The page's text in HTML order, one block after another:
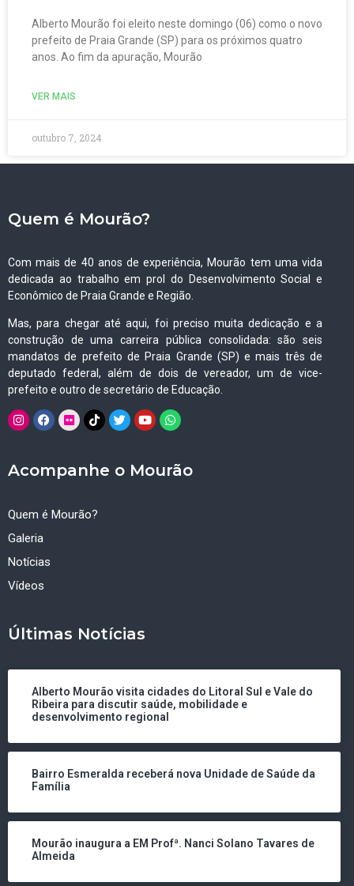
Alberto Mourão foi eleito neste domingo (06) como o novo
prefeito de Praia Grande (SP) para os próximos quatro
anos. Ao fim da apuração, Mourão
VER MAIS
outubro 7, 2024
Quem é Mourão?
Com mais de 40 anos de experiência, Mourão tem uma vida
dedicada ao trabalho em prol do Desenvolvimento Social e
Econômico de Praia Grande e Região.
Mas, para chegar até aqui, foi preciso muita dedicação e a
construção de uma carreira pública consolidada: são seis
mandatos de prefeito de Praia Grande (SP) e mais três de
deputado federal, além de dois de vereador, um de vice-
prefeito e outro de secretário de Educação.
Acompanhe o Mourão
Quem é Mourão?
Galeria
Notícias
Vídeos
Últimas Notícias
Alberto Mourão visita cidades do Litoral Sul e Vale do
Ribeira para discutir saúde, mobilidade e
desenvolvimento regional
Bairro Esmeralda receberá nova Unidade de Saúde da
Família
Mourão inaugura a EM Profª. Nanci Solano Tavares de
Almeida